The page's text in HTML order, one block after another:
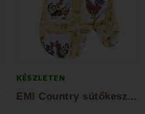
KÉSZLETEN
E
MI Country sütőkesztyű